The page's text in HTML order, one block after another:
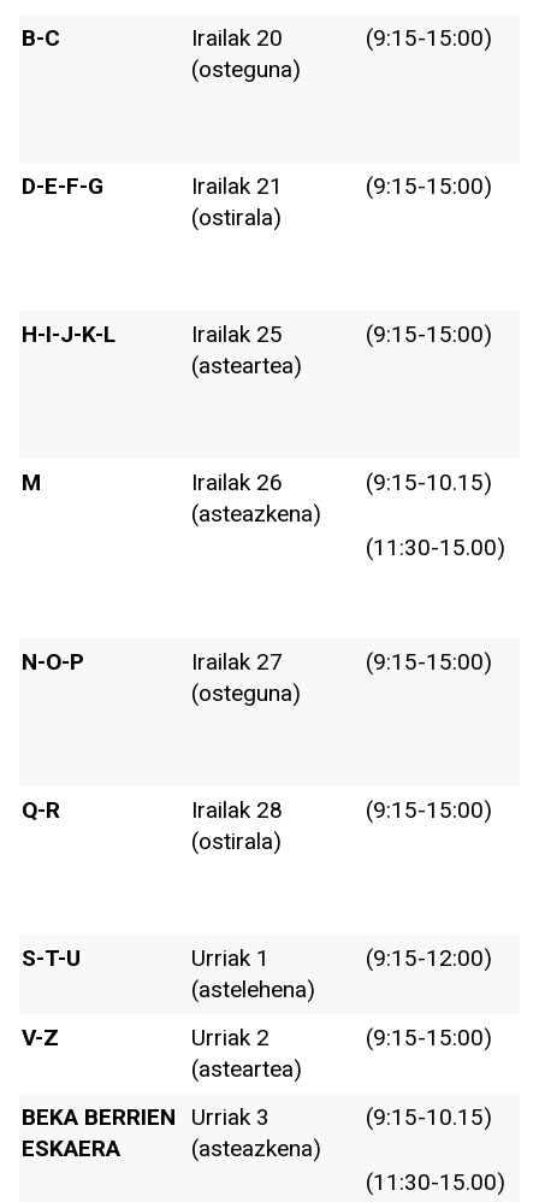
B-C
Irailak 20
(osteguna)
(9:15-15:00)
D-E-F-G
Irailak 21
(ostirala)
(9:15-15:00)
H-I-J-K-L
Irailak 25
(asteartea)
(9:15-15:00)
M
Irailak 26
(asteazkena)
(9:15-10.15)
(11:30-15.00)
N-O-P
Irailak 27
(osteguna)
(9:15-15:00)
Q-R
Irailak 28
(ostirala)
(9:15-15:00)
S-T-U
Urriak 1
(astelehena)
(9:15-12:00)
V-Z
Urriak 2
(asteartea)
(9:15-15:00)
BEKA BERRIEN
ESKAERA
Urriak 3
(asteazkena)
(9:15-10.15)
(11:30-15.00)